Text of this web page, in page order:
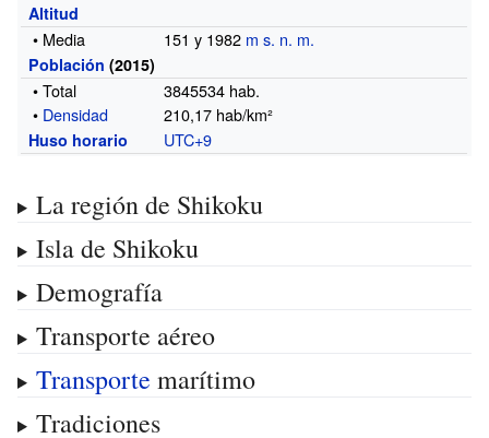
Altitud
• Media 151 y 1982 m s. n. m.
Población (2015)
• Total 3845534 hab.
• Densidad 210,17 hab/km²
Huso horario UTC+9
La región de Shikoku
Isla de Shikoku
Demografía
Transporte aéreo
Transporte marítimo
Tradiciones